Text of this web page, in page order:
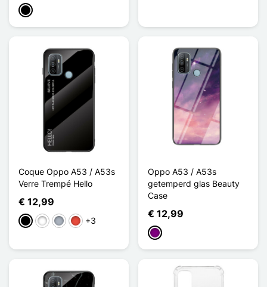
Zwart
Coque Oppo A53 / A53s
Verre Trempé Hello
€ 12,99
ZwartWit GrijsRood+3
Oppo A53 / A53s
getemperd glas Beauty
Case
€ 12,99
Purper